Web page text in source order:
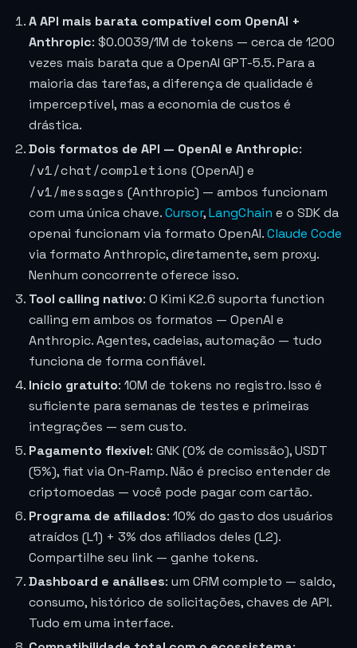
A API mais barata compatível com OpenAI +
Anthropic: $0.0039/1M de tokens — cerca de 1200
vezes mais barata que a OpenAI GPT-5.5. Para a
maioria das tarefas, a diferença de qualidade é
imperceptível, mas a economia de custos é
drástica.
Dois formatos de API — OpenAI e Anthropic:
/v1/chat/completions (OpenAI) e
/v1/messages (Anthropic) — ambos funcionam
com uma única chave.Cursor,LangChain e o SDK da
openai funcionam via formato OpenAI.Claude Code
via formato Anthropic, diretamente, sem proxy.
Nenhum concorrente oferece isso.
Tool calling nativo: O Kimi K2.6 suporta function
calling em ambos os formatos — OpenAI e
Anthropic. Agentes, cadeias, automação — tudo
funciona de forma confiável.
Início gratuito: 10M de tokens no registro. Isso é
suficiente para semanas de testes e primeiras
integrações — sem custo.
Pagamento flexível: GNK (0% de comissão), USDT
(5%), fiat via On-Ramp. Não é preciso entender de
criptomoedas — você pode pagar com cartão.
Programa de afiliados: 10% do gasto dos usuários
atraídos (L1) + 3% dos afiliados deles (L2).
Compartilhe seu link — ganhe tokens.
Dashboard e análises: um CRM completo — saldo,
consumo, histórico de solicitações, chaves de API.
Tudo em uma interface.